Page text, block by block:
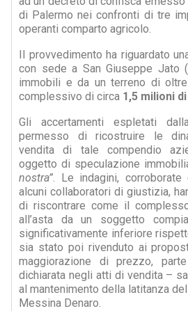
di Palermo nei confronti di tre
operanti comparto agricolo.
Il provvedimento ha riguardato
con sede a San Giuseppe Jato
immobili e da un terreno di
complessivo di circa 1,5 milioni
Gli accertamenti espletati
permesso di ricostruire le
vendita di tale compendio
oggetto di speculazione
nostra”. Le indagini, corroborate
alcuni collaboratori di giustizia,
di riscontrare come il
all’asta da un soggetto
significativamente inferiore
sia stato poi rivenduto ai
maggiorazione di prezzo,
dichiarata negli atti di vendita –
al mantenimento della latitanza
Messina Denaro.